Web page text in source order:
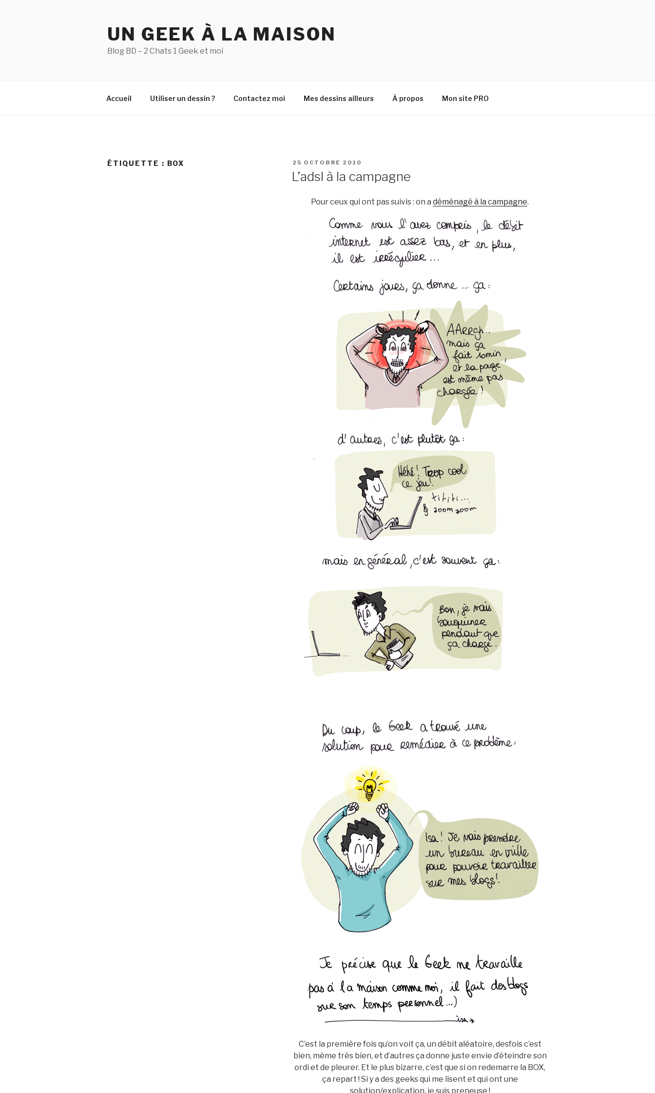
UN GEEK À LA MAISON
Blog BD – 2 Chats 1 Geek et moi
Accueil Utiliser un dessin ? Contactez moi Mes dessins ailleurs À propos Mon site PRO
ÉTIQUETTE : BOX
PUBLIÉ
25 OCTOBRE 2010
L’adsl à la campagne
Pour ceux qui ont pas suivis : on adéménagé à la campagne.
C’est la première fois qu’on voit ça, un débit aléatoire, desfois c’est
bien, même très bien, et d’autres ça donne juste envie d’éteindre son
ordi et de pleurer. Et le plus bizarre, c’est que si on redemarre la BOX,
ça repart ! Si y a des geeks qui me lisent et qui ont une
solution/explication, je suis preneuse !